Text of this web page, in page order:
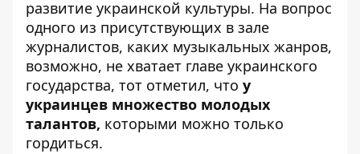
развитие украинской культуры. На вопрос
одного из присутствующих в зале
журналистов, каких музыкальных жанров,
возможно, не хватает главе украинского
государства, тот отметил, что у
украинцев множество молодых
талантов, которыми можно только
гордиться.